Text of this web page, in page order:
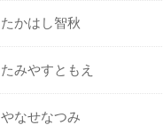
たかはし智秋
たみやすともえ
やなせなつみ